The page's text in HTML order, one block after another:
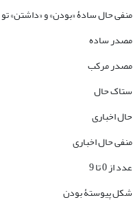
منفی حال سادۀ «بودن» و «داشتن» تو
مصدر ساده
مصدر مرکب
ستاک حال
حال اخباری
منفی حال اخباری
عدد از 0 تا 9
شکل پیوستۀ بودن